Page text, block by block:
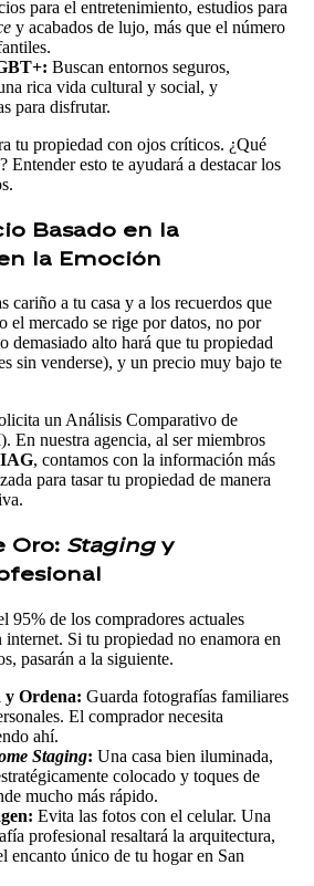
para el entretenimiento, estudios para
y acabados de lujo, más que el número
Buscan entornos seguros,
rica vida cultural y social, y
para disfrutar.
tu propiedad con ojos críticos. ¿Qué
Entender esto te ayudará a destacar los
Basado en la
la Emoción
cariño a tu casa y a los recuerdos que
el mercado se rige por datos, no por
demasiado alto hará que tu propiedad
sin venderse), y un precio muy bajo te
un Análisis Comparativo de
En nuestra agencia, al ser miembros
, contamos con la información más
para tasar tu propiedad de manera
Oro: Stagingy
95% de los compradores actuales
internet. Si tu propiedad no enamora en
pasarán a la siguiente.
y Ordena: Guarda fotografías familiares
El comprador necesita
ahí.
Staging: Una casa bien iluminada,
colocado y toques de
mucho más rápido.
Evita las fotos con el celular. Una
profesional resaltará la arquitectura,
encanto único de tu hogar en San